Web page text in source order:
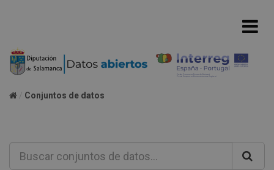
Conjuntos de datos